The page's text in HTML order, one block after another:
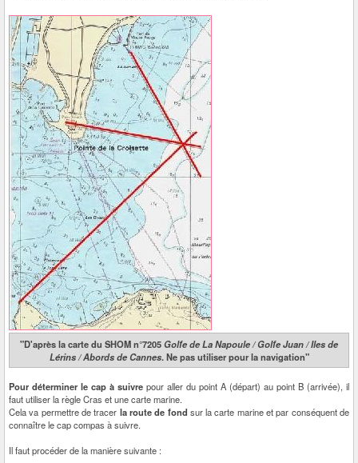
"D'après la carte du SHOM n°7205Golfe de La Napoule / Golfe Juan / Iles de
Lérins / Abords de Cannes. Ne pas utiliser pour la navigation"
Pour déterminer le cap à suivre pour aller du point A (départ) au point B (arrivée), il
faut utiliser la règle Cras et une carte marine.
Cela va permettre de tracer la route de fond sur la carte marine et par conséquent de
connaître le cap compas à suivre.
Il faut procéder de la manière suivante :